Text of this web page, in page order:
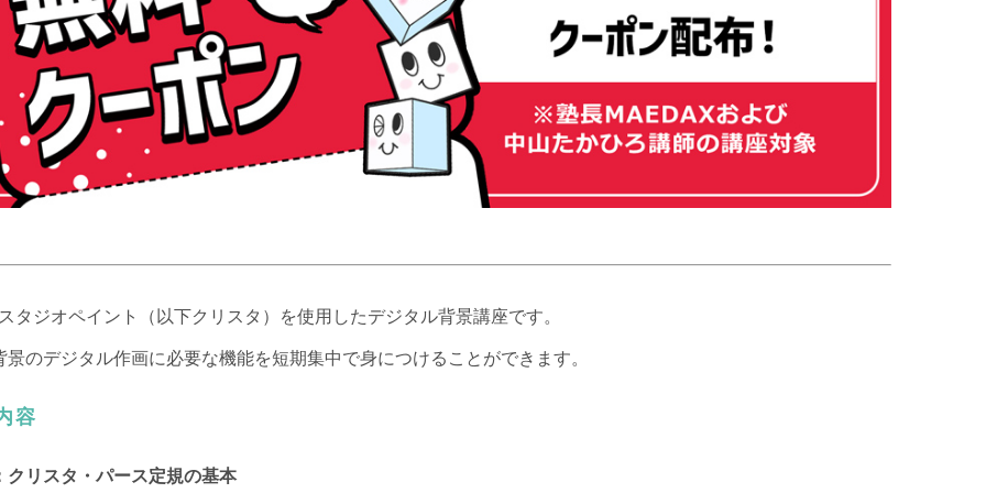
タジオペイント（以下クリスタ）を使用したデジタル背景講座です。
景のデジタル作画に必要な機能を短期集中で身につけることができます。
容
クリスタ・パース定規の基本